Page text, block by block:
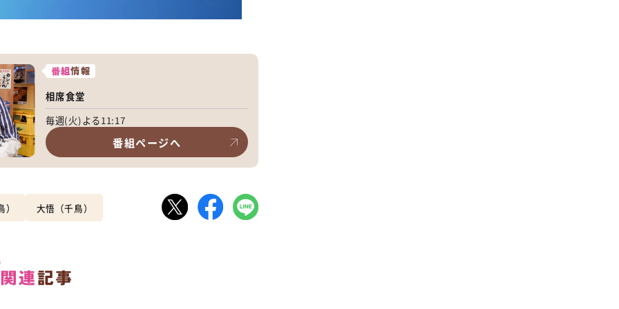
番組情報
相席食堂
毎週(火)よる11:17
番組ページへ
大悟（千鳥）